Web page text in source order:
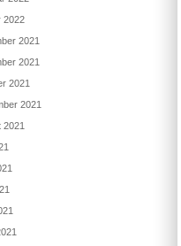
2022
2021
2021
2021
2021
2021